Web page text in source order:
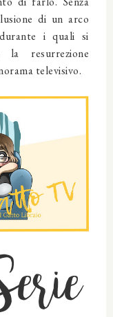
di un arco
i quali si
resurrezione
televisivo.